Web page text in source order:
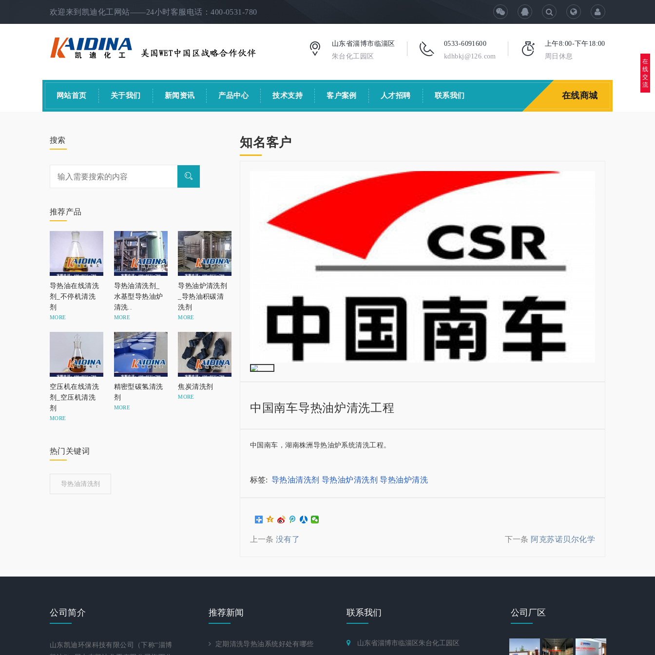
欢迎来到凯迪化工网站——24小时客服电话：400-0531-780
山东省淄博市临淄区
朱台化工园区
0533-6091600
kdhbkj@126.com
上午8:00-下午18:00
周日休息
网站首页 关于我们 新闻资讯 产品中心 技术支持 客户案例 人才招聘 联系我们 在线商城
知名客户
中国南车导热油炉清洗工程
中国南车，湖南株洲导热油炉系统清洗工程。
标签: 导热油清洗剂 导热油炉清洗剂 导热油炉清洗
上一条 没有了 下一条 阿克苏诺贝尔化学
搜索
推荐产品
导热油在线清洗
剂_不停机清洗
剂
MORE
导热油清洗剂_
水基型导热油炉
清洗..
MORE
导热油炉清洗剂
_导热油积碳清
洗剂
MORE
空压机在线清洗
剂_空压机清洗
剂
MORE
精密型碳氢清洗
剂
MORE
焦炭清洗剂
MORE
热门关键词
导热油清洗剂
公司简介
山东凯迪环保科技有限公司（下称“淄博
推荐新闻
定期清洗导热油系统好处有哪些
联系我们
山东省淄博市临淄区朱台化工园区
公司厂区
在
线
交
流